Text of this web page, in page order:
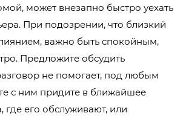
может внезапно быстро уехать
При подозрении, что близкий
важно быть спокойным,
Предложите обсудить
не помогает, под любым
с ним придите в ближайшее
где его обслуживают, или